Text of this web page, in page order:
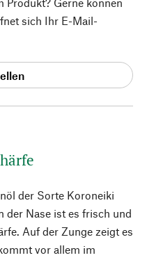
der Sorte Koroneiki
der Nase ist es frisch und
Auf der Zunge zeigt es
vor allem im
sich Ihr E-Mail-